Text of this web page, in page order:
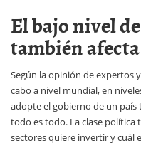
El bajo nivel
también
Según la opinión de expertos
cabo a nivel mundial, en
adopte el gobierno de un
todo es todo. La clase política
sectores quiere invertir y cuál